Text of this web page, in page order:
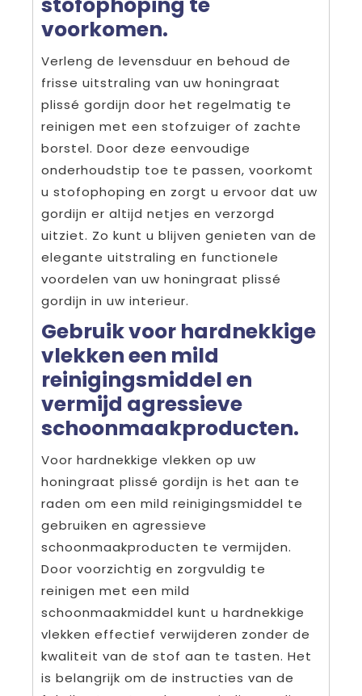
voorkomen.
Verleng de levensduur en behoud de
frisse uitstraling van uw honingraat
plissé gordijn door het regelmatig te
reinigen met een stofzuiger of zachte
borstel. Door deze eenvoudige
onderhoudstip toe te passen, voorkomt
u stofophoping en zorgt u ervoor dat uw
gordijn er altijd netjes en verzorgd
uitziet. Zo kunt u blijven genieten van de
elegante uitstraling en functionele
voordelen van uw honingraat plissé
gordijn in uw interieur.
Gebruik voor hardnekkige
vlekken een mild
reinigingsmiddel en
vermijd agressieve
schoonmaakproducten.
Voor hardnekkige vlekken op uw
honingraat plissé gordijn is het aan te
raden om een mild reinigingsmiddel te
gebruiken en agressieve
schoonmaakproducten te vermijden.
Door voorzichtig en zorgvuldig te
reinigen met een mild
schoonmaakmiddel kunt u hardnekkige
vlekken effectief verwijderen zonder de
kwaliteit van de stof aan te tasten. Het
is belangrijk om de instructies van de